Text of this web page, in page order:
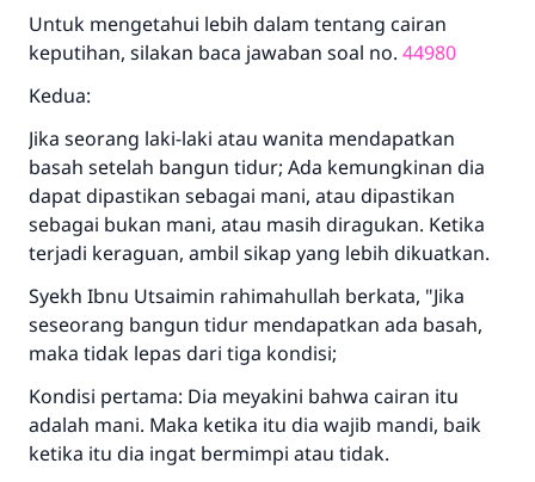
Untuk mengetahui lebih dalam tentang cairan
keputihan, silakan baca jawaban soal no. 44980
Kedua:
Jika seorang laki-laki atau wanita mendapatkan
basah setelah bangun tidur; Ada kemungkinan dia
dapat dipastikan sebagai mani, atau dipastikan
sebagai bukan mani, atau masih diragukan. Ketika
terjadi keraguan, ambil sikap yang lebih dikuatkan.
Syekh Ibnu Utsaimin rahimahullah berkata, "Jika
seseorang bangun tidur mendapatkan ada basah,
maka tidak lepas dari tiga kondisi;
Kondisi pertama: Dia meyakini bahwa cairan itu
adalah mani. Maka ketika itu dia wajib mandi, baik
ketika itu dia ingat bermimpi atau tidak.
Bantu kami dalam memberikan jawaban untuk umat
"Siapa yang menunjukkan suatu kebaikan,
meka dia akan mendapatkan pahala yang
sama dengan orang yang melakukannya"
MUSLIM, 1893
Saham